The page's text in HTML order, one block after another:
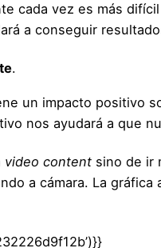
cada vez es más
a conseguir
.
un impacto positivo
nos ayudará a que
video content sino de ir
a cámara. La